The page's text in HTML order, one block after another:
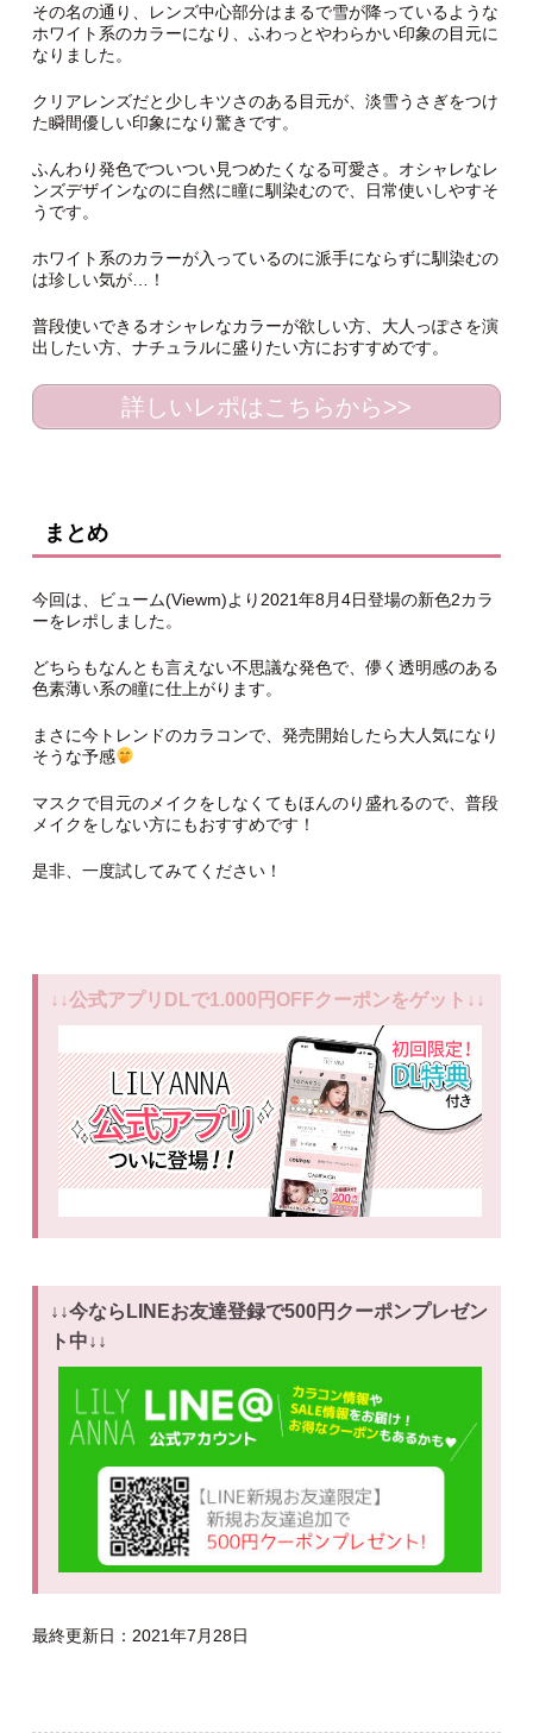
その名の通り、レンズ中心部分はまるで雪が降っているような
ホワイト系のカラーになり、ふわっとやわらかい印象の目元に
なりました。
クリアレンズだと少しキツさのある目元が、淡雪うさぎをつけ
た瞬間優しい印象になり驚きです。
ふんわり発色でついつい見つめたくなる可愛さ。オシャレなレ
ンズデザインなのに自然に瞳に馴染むので、日常使いしやすそ
うです。
ホワイト系のカラーが入っているのに派手にならずに馴染むの
は珍しい気が…！
普段使いできるオシャレなカラーが欲しい方、大人っぽさを演
出したい方、ナチュラルに盛りたい方におすすめです。
詳しいレポはこちらから>>
まとめ
今回は、ビューム(Viewm)より2021年8月4日登場の新色2カラ
ーをレポしました。
どちらもなんとも言えない不思議な発色で、儚く透明感のある
色素薄い系の瞳に仕上がります。
まさに今トレンドのカラコンで、発売開始したら大人気になり
そうな予感
マスクで目元のメイクをしなくてもほんのり盛れるので、普段
メイクをしない方にもおすすめです！
是非、一度試してみてください！
↓↓公式アプリDLで1.000円OFFクーポンをゲット↓↓
↓↓今ならLINEお友達登録で500円クーポンプレゼン
ト中↓↓
最終更新日：2021年7月28日